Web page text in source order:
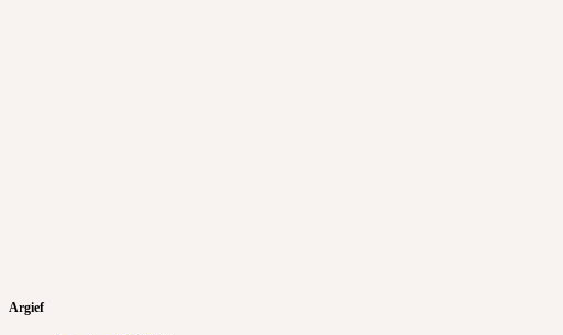
Argief